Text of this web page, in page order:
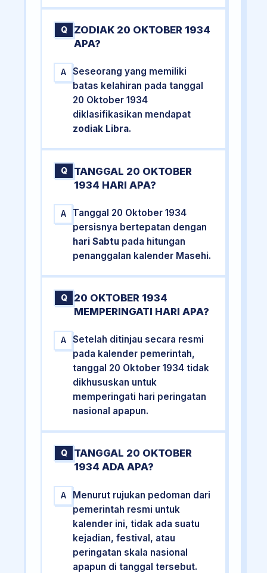
Q
ZODIAK 20 OKTOBER 1934
APA?
A
Seseorang yang memiliki
batas kelahiran pada tanggal
20 Oktober 1934
diklasifikasikan mendapat
zodiak Libra.
Q
TANGGAL 20 OKTOBER
1934 HARI APA?
A
Tanggal 20 Oktober 1934
persisnya bertepatan dengan
hari Sabtu pada hitungan
penanggalan kalender Masehi.
Q
20 OKTOBER 1934
MEMPERINGATI HARI APA?
A
Setelah ditinjau secara resmi
pada kalender pemerintah,
tanggal 20 Oktober 1934 tidak
dikhususkan untuk
memperingati hari peringatan
nasional apapun.
Q
TANGGAL 20 OKTOBER
1934 ADA APA?
A
Menurut rujukan pedoman dari
pemerintah resmi untuk
kalender ini, tidak ada suatu
kejadian, festival, atau
peringatan skala nasional
apapun di tanggal tersebut.